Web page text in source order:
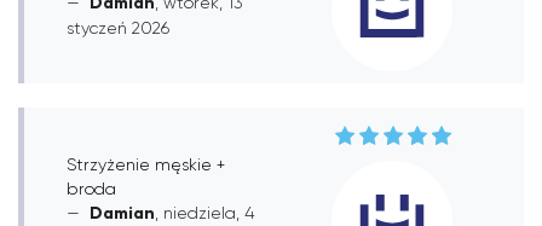
styczeń 2026
Strzyżenie męskie +
broda
Damian , niedziela, 4